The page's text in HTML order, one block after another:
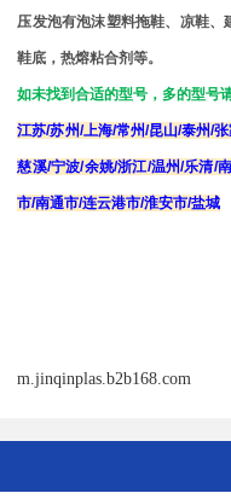
压发泡有泡沫塑料拖鞋、凉鞋、
鞋底，热熔粘合剂等。
如未找到合适的型号，多的型号
江苏/苏州/上海/常州/昆山/泰州/
慈溪/宁波/余姚/浙江/温州/乐清/
市/南通市/连云港市/淮安市/盐城
m.jinqinplas.b2b168.com